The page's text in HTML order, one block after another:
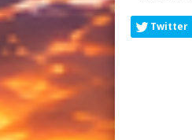
Twitter